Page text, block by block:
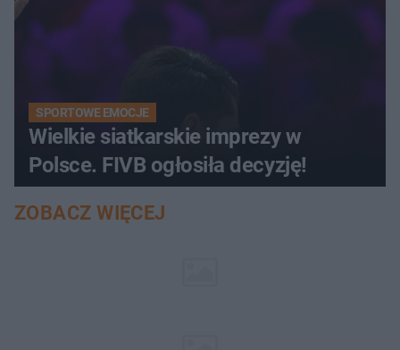
SPORTOWE EMOCJE
Wielkie siatkarskie imprezy w
Polsce. FIVB ogłosiła decyzję!
ZOBACZ WIĘCEJ